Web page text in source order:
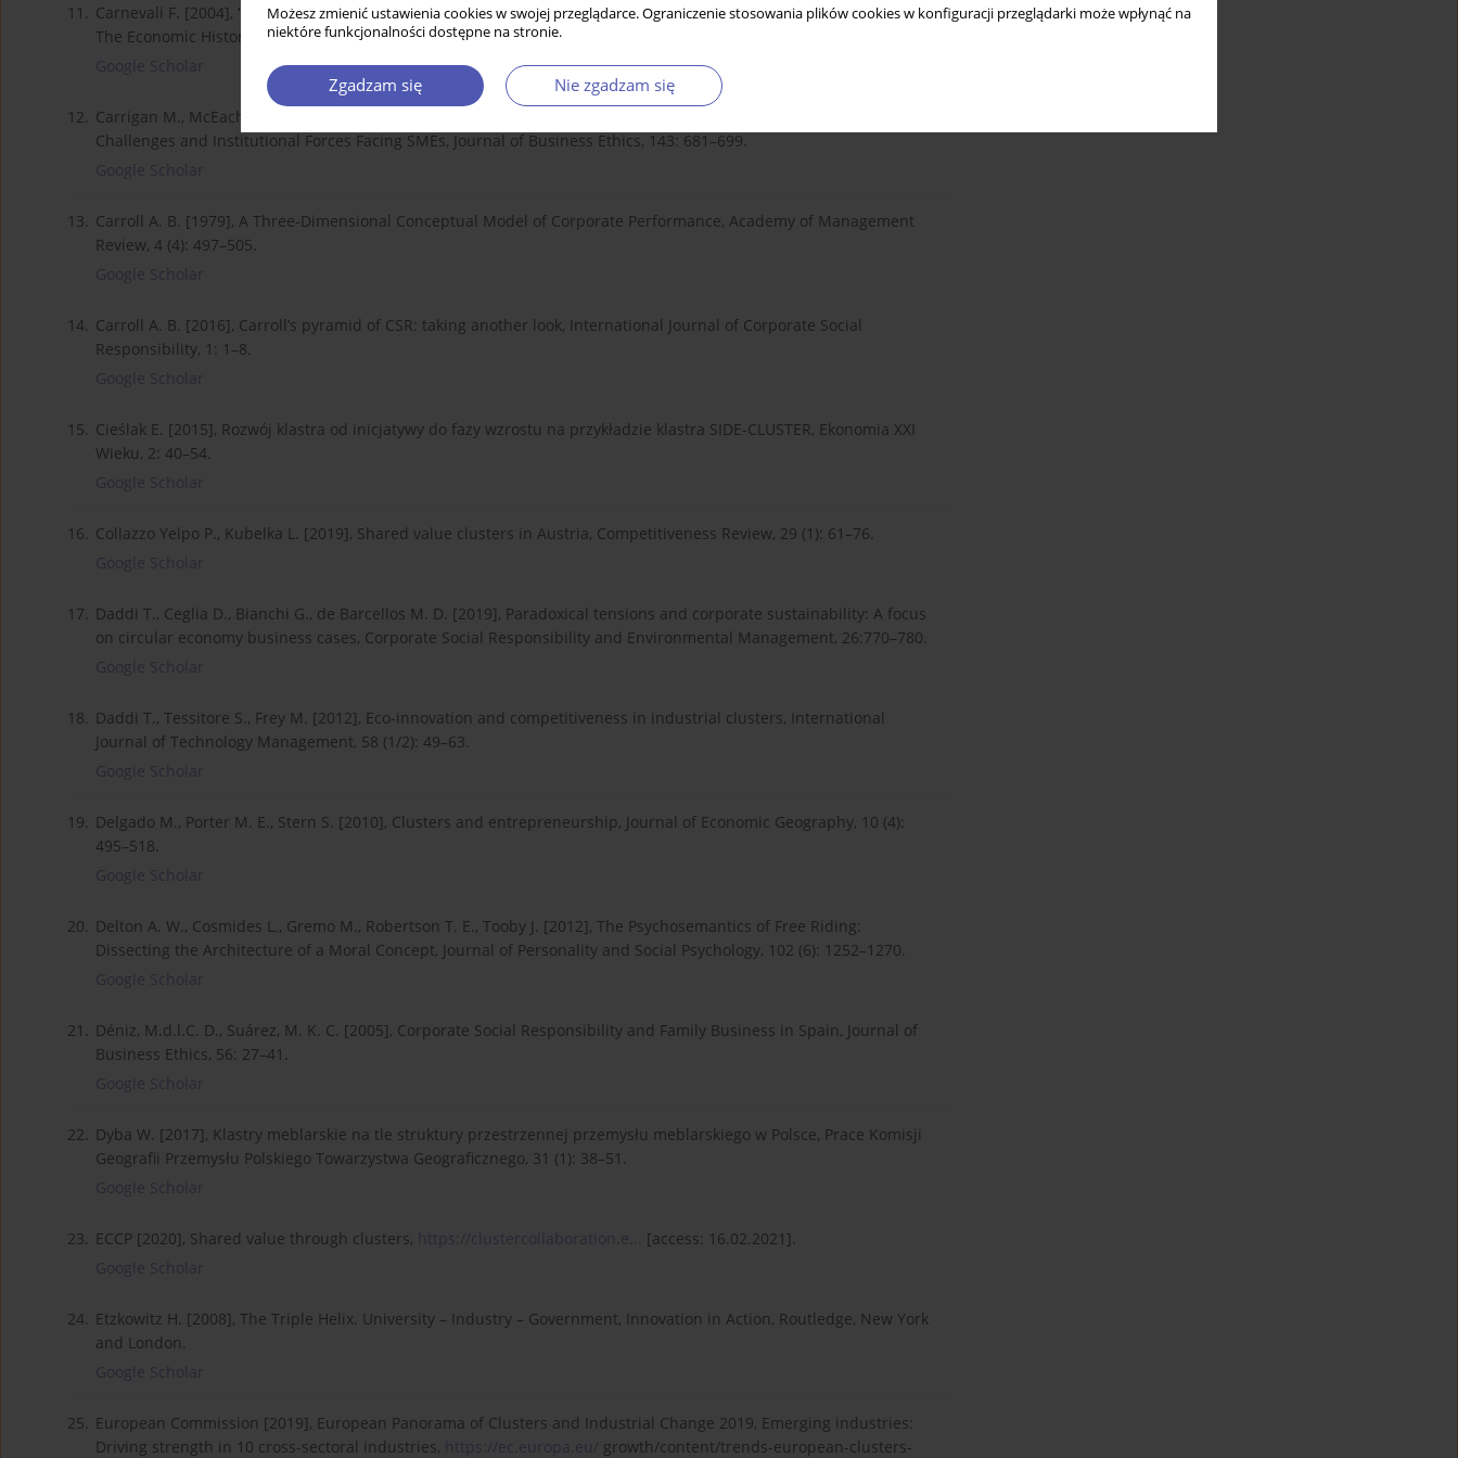
Możesz zmienić ustawienia cookies w swojej przeglądarce. Ograniczenie stosowania plików cookies w konfiguracji przeglądarki może wpłynąć na
niektóre funkcjonalności dostępne na stronie.
Zgadzam się Nie zgadzam się
11.
Carnevali F. [2004], ‘Crooks, thieves, and receivers’: transaction costs in nineteenth-century industrial Birmingham,
The Economic History Review, 57 (3): 533–550.
Google Scholar
12.
Carrigan M., McEachern M., Moraes C., Bosangit C. [2017], The Fine Jewellery Industry: Corporate Responsibility
Challenges and Institutional Forces Facing SMEs, Journal of Business Ethics, 143: 681–699.
Google Scholar
13.
Carroll A. B. [1979], A Three-Dimensional Conceptual Model of Corporate Performance, Academy of Management
Review, 4 (4): 497–505.
Google Scholar
14. Carroll A. B. [2016], Carroll’s pyramid of CSR: taking another look, International Journal of Corporate Social
Responsibility, 1: 1–8.
Google Scholar
15.
Cieślak E. [2015], Rozwój klastra od inicjatywy do fazy wzrostu na przykładzie klastra SIDE-CLUSTER, Ekonomia XXI
Wieku, 2: 40–54.
Google Scholar
16.
Collazzo Yelpo P., Kubelka L. [2019], Shared value clusters in Austria, Competitiveness Review, 29 (1): 61–76.
Google Scholar
17.
Daddi T., Ceglia D., Bianchi G., de Barcellos M. D. [2019], Paradoxical tensions and corporate sustainability: A focus
on circular economy business cases, Corporate Social Responsibility and Environmental Management, 26:770–780.
Google Scholar
18.
Daddi T., Tessitore S., Frey M. [2012], Eco-innovation and competitiveness in industrial clusters, International
Journal of Technology Management, 58 (1/2): 49–63.
Google Scholar
19.
Delgado M., Porter M. E., Stern S. [2010], Clusters and entrepreneurship, Journal of Economic Geography, 10 (4):
495–518.
Google Scholar
20.
Delton A. W., Cosmides L., Gremo M., Robertson T. E., Tooby J. [2012], The Psychosemantics of Free Riding:
Dissecting the Architecture of a Moral Concept, Journal of Personality and Social Psychology, 102 (6): 1252–1270.
Google Scholar
21.
Déniz, M.d.l.C. D., Suárez, M. K. C. [2005], Corporate Social Responsibility and Family Business in Spain, Journal of
Business Ethics, 56: 27–41.
Google Scholar
22.
Dyba W. [2017], Klastry meblarskie na tle struktury przestrzennej przemysłu meblarskiego w Polsce, Prace Komisji
Geografii Przemysłu Polskiego Towarzystwa Geograficznego, 31 (1): 38–51.
Google Scholar
23. ECCP [2020], Shared value through clusters, https://clustercollaboration.e...
[access: 16.02.2021].
Google Scholar
24.
Etzkowitz H. [2008], The Triple Helix. University – Industry – Government, Innovation in Action, Routledge, New York
and London.
Google Scholar
25.
European Commission [2019], European Panorama of Clusters and Industrial Change 2019, Emerging industries:
Driving strength in 10 cross-sectoral industries,
https://ec.europa.eu/ growth/content/trends-european-clusters-